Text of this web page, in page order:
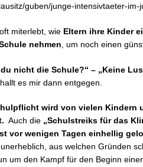
guben/junge-intensivtaeter-im-
miterlebt, wie Eltern ihre Kinder
nehmen , um noch einen
nicht die Schule?“ – „Keine
es mir dann entgegen.
wird von vielen Kindern
Auch die „Schulstreiks für das
vor wenigen Tagen einhellig
aus welchen Gründen
um den Kampf für den Beginn